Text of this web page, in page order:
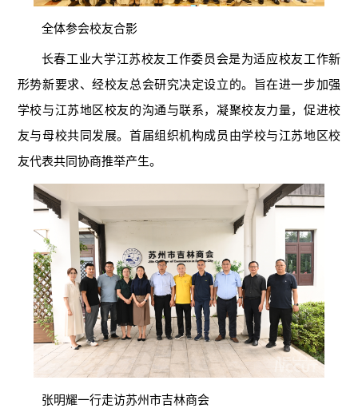
全体参会校友合影
长春工业大学江苏校友工作委员会是为适应校友工作新
形势新要求、经校友总会研究决定设立的。旨在进一步加强
学校与江苏地区校友的沟通与联系，凝聚校友力量，促进校
友与母校共同发展。首届组织机构成员由学校与江苏地区校
友代表共同协商推举产生。
张明耀一行走访苏州市吉林商会